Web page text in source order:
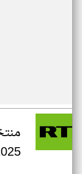
2025 من دور